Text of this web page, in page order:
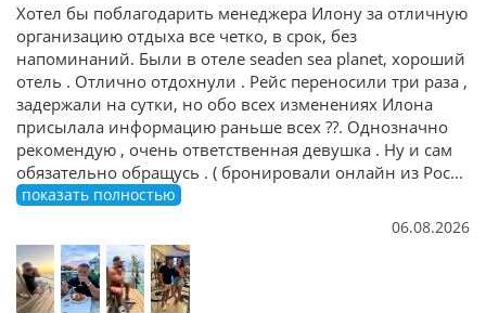
Хотел бы поблагодарить менеджера Илону за отличную
организацию отдыха все четко, в срок, без
напоминаний. Были в отеле seaden sea planet, хороший
отель . Отлично отдохнули . Рейс переносили три раза ,
задержали на сутки, но обо всех изменениях Илона
присылала информацию раньше всех ??. Однозначно
рекомендую , очень ответственная девушка . Ну и сам
обязательно обращусь . ( бронировали онлайн из Рос...
показать полностью
06.08.2026